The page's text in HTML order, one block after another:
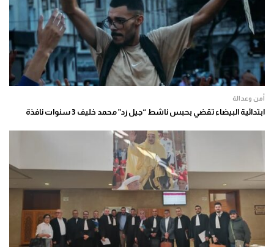
أمن وعدالة
ابتدائية البيضاء تقضي بحبس ناشط “جيل زد” محمد خليف 3 سنوات نافذة